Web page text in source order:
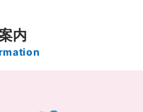
内